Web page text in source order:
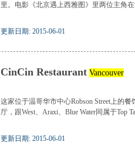
里。电影《北京遇上西雅图》里两位主角
更新日期: 2015-06-01
CinCin Restaurant Vancouver
这家位于温哥华市中心Robson Street上的
厅，跟West、Araxi、Blue Water同属于Top
更新日期: 2015-06-01